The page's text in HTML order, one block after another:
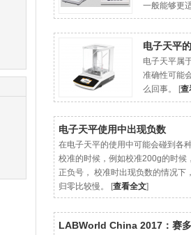
一般能够更
电子天平
电子天平属
准确性可能
么回事。 [查
电子天平使用中出现负数
在电子天平的使用中可能会碰到各
校准的时候，例如校准200g的时
正负号， 校准时出现负数的情况下
归零比较慢。 [查看全文]
LABWorld China 2017：赛